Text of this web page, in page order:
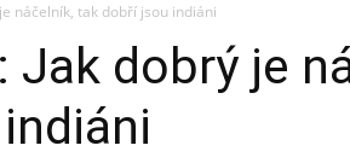
náčelník, tak dobří jsou indiáni
Jak dobrý je